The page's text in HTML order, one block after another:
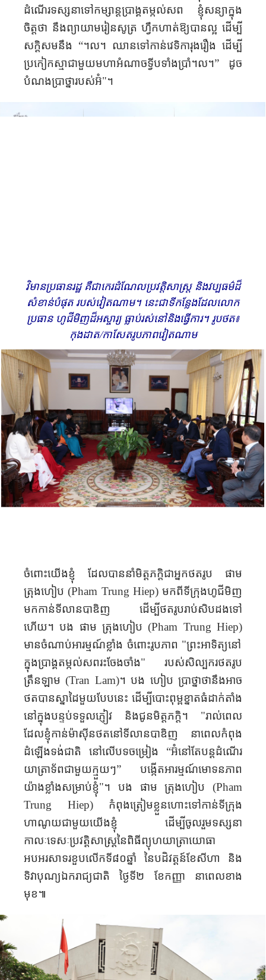
ដំណើរ​ទស្សនា​​ទៅ​កម្សាន្ត​ប្រាង្គតម្កល់សព​ ខ្ញុំសន្យា​ក្នុង​
ចិត្ត​ថា នឹងព្យាយាមរៀនសូត្រ​ ហ្វឹកហាត់ឱ្យបានល្អ ដើម្បី​
សក្ដិសមនឹង “។ល។ ឈាន​ទៅកាន់​វេទិការុងរឿង ដើម្បី
ប្រកៀកស្មា​ជាមួយមហា​អំណាច​​ទ្វីបទាំងប្រាំ​។ល។” ដូច​
បំណង​ប្រាថ្នា​របស់អ៊ំ​"។
វិមានប្រធានរដ្ឋ​ គឺជា​កេរដំណែល​ប្រវត្តិសាស្ត្រ និង​វប្បធម៌ដ៏​​
សំខាន់បំផុត របស់​​វៀតណាម​។ នេះ​ជាទី​កន្លែង​ដែលលោក​
ប្រធាន ហូជីមិញ​ដ៏អស្ចារ្យ ធ្លាប់រស់នៅ​និងធ្វើការ។ រូបថត៖
កុង​ដាត/កាសែតរូបភាពវៀតណាម​
ចំពោះ​យើងខ្ញុំ​ ដែល​បាននាំមិត្តភក្តិ​ជាអ្នកថតរូប ផាម
ត្រុងហៀប (Pham Trung Hiep)មក​​ពី​ទីក្រុងហូជីមិញ
មកកាន់​ទីលានបាឌិញ ដើម្បីថតរូបរាប់សិប​ដង​ទៅ​
ហើយ។ បង ផាម ត្រុងហៀប (Pham Trung Hiep)
មានចំណាប់អារម្មណ៍ខ្លាំង ចំពោះរូបភាព "ព្រះអាទិត្យ​នៅ
ក្នុង​ប្រាង្គតម្កល់សព​​រះចែងចាំង" របស់សិល្បករថតរូប
ត្រឹនឡាម (TranLam)។ បង ហៀប ប្រាថ្នាថា​នឹងអាច​
ថតបាន​ស្នាដៃមួយបែប​នេះ ដើម្បី​បោះពុម្ពខ្នាត​ធំ​ដាក់តាំង​
នៅក្នុង​បន្ទប់​ទទួលភ្ញៀវ និង​ជូន​មិត្តភក្តិ​។ "រាល់ពេល​
ដំឡើង​​​ទង់ជាតិ នៅលើបទ​ចម្រៀង “អ៊ំនៅតែ​បន្ត​ដំណើរ​
យាត្រាទ័ព​ជាមួយ​ក្មួយ​ៗ” បង្កើត​អារម្មណ៍មោទនភាព
យ៉ាងខ្លាំង​សម្រាប់ខ្ញុំ"​។ បង ផាម ត្រុងហៀប (